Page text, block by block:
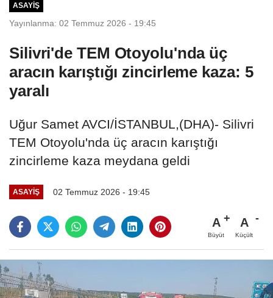
ASAYIŞ
Yayınlanma: 02 Temmuz 2026 - 19:45
Silivri'de TEM Otoyolu'nda üç
aracın karıştığı zincirleme kaza: 5
yaralı
Uğur Samet AVCI/İSTANBUL,(DHA)- Silivri
TEM Otoyolu'nda üç aracın karıştığı
zincirleme kaza meydana geldi
ASAYIŞ 02 Temmuz 2026 - 19:45
A
Büyüt
A
Küçült